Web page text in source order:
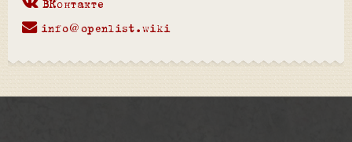
ВКонтакте
info@openlist.wiki